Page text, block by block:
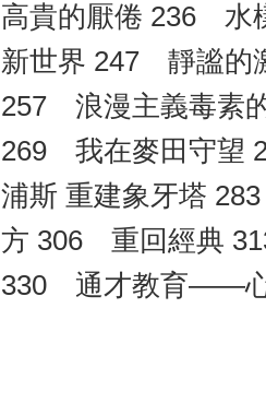
高貴的厭倦 236 水
新世界 247 靜謐的
257 浪漫主義毒素
269 我在麥田守望
浦斯 重建象牙塔
方 306 重回經典
330 通才教育——心